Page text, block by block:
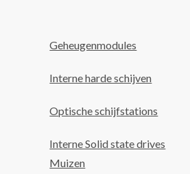
Geheugenmodules
Interne harde schijven
Optische schijfstations
Interne Solid state drives
Muizen